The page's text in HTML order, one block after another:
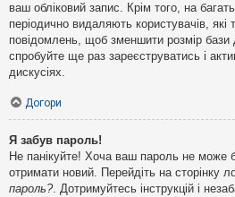
ваш обліковий запис. Крім того, на
періодично видаляють користувачів,
повідомлень, щоб зменшити розмір
спробуйте ще раз зареєструватись і
дискусіях.
Догори
Я забув пароль!
Не панікуйте! Хоча ваш пароль не може
отримати новий. Перейдіть на сторінку
пароль?. Дотримуйтесь інструкцій і